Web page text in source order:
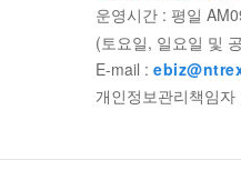
더하
운영시간 : 평일
(토요일, 일요일 및
E-mail :
개인정보관리책임